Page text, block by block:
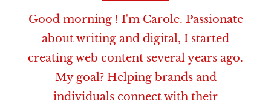
Good morning ! I'm Carole. Passionate
about writing and digital, I started
creating web content several years ago.
My goal? Helping brands and
individuals connect with their